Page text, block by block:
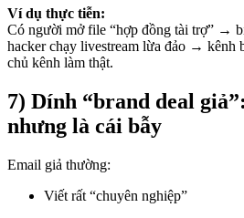
Ví dụ thực tiễn:
Có người mở file “hợp đồng tài trợ” →
hacker chạy livestream lừa đảo → kênh
chủ kênh làm thật.
7) Dính “brand deal
nhưng là cái bẫy
Email giả thường:
Viết rất “chuyên nghiệp”